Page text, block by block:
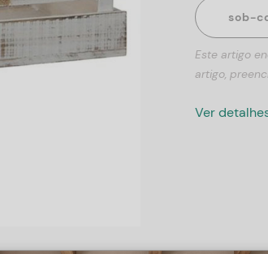
sob-
Este artigo
artigo,
Ver